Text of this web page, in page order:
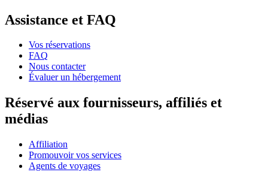
Assistance et FAQ
Vos réservations
FAQ
Nous contacter
Évaluer un hébergement
Réservé aux fournisseurs, affiliés et
médias
Affiliation
Promouvoir vos services
Agents de voyages